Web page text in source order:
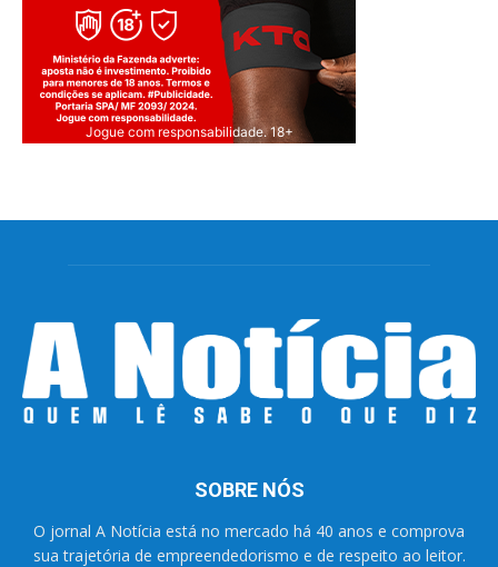
Jogue com responsabilidade. 18+
SOBRE NÓS
O jornal A Notícia está no mercado há 40 anos e comprova
sua trajetória de empreendedorismo e de respeito ao leitor.